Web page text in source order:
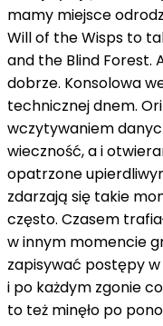
mamy miejsce
Will of the Wisps to
and the Blind Forest.
dobrze. Konsolowa
technicznej dnem.
wczytywaniem
wieczność, a i
opatrzone
zdarzają się takie
często. Czasem
w innym momencie
zapisywać postępy
i po każdym zgonie
to też minęło po